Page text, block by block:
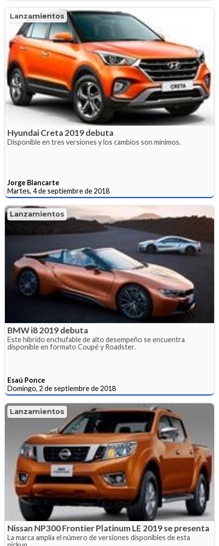
Lanzamientos
Hyundai Creta 2019 debuta
Disponible en tres versiones y los cambios son mínimos.
Jorge Blancarte
Martes, 4 de septiembre de 2018
Lanzamientos
BMW i8 2019 debuta
Este híbrido enchufable de alto desempeño se encuentra
disponible en formato Coupé y Roadster.
Esaú Ponce
Domingo, 2 de septiembre de 2018
Lanzamientos
Nissan NP300 Frontier Platinum LE 2019 se presenta
La marca amplía el número de versiones disponibles de esta